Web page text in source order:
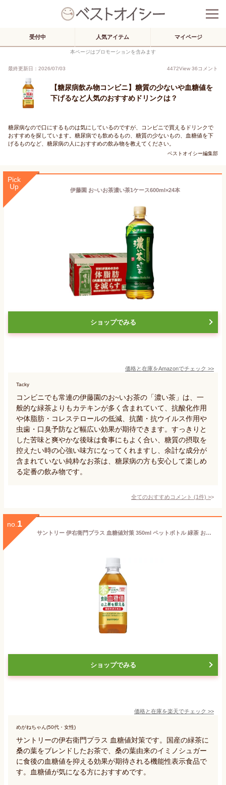
受付中 人気アイテム マイページ
本ページはプロモーションを含みます
最終更新日：2026/07/03 4472View 36コメント
【糖尿病飲み物コンビニ】糖質の少ないや血糖値を
下げるなど人気のおすすめドリンクは？
糖尿病なので口にするものは気にしているのですが、コンビニで買えるドリンクで
おすすめを探しています。糖尿病でも飲めるもの、糖質の少ないもの、血糖値を下
げるものなど、糖尿病の人におすすめの飲み物を教えてください。
ベストオイシー編集部
Pick
Up
伊藤園 お~いお茶濃い茶1ケース600ml×24本
ショップでみる
価格と在庫をAmazonでチェック >>
Tacky
コンビニでも常連の伊藤園のお~いお茶の「濃い茶」は、一
般的な緑茶よりもカテキンが多く含まれていて、抗酸化作用
や体脂肪・コレステロールの低減、抗菌・抗ウイルス作用や
虫歯・口臭予防など幅広い効果が期待できます。すっきりと
した苦味と爽やかな後味は食事にもよく合い、糖質の摂取を
控えたい時の心強い味方になってくれますし、余計な成分が
含まれていない純粋なお茶は、糖尿病の方も安心して楽しめ
る定番の飲み物です。
全てのおすすめコメント (1件) >
no. 1
サントリー 伊右衛門プラス 血糖値対策 350ml ペットボトル 緑茶 お茶 飲料
ショップでみる
価格と在庫を楽天でチェック >>
めがねちゃん(50代・女性)
サントリーの伊右衛門プラス 血糖値対策です。国産の緑茶に
桑の葉をブレンドしたお茶で、桑の葉由来のイミノシュガー
に食後の血糖値を抑える効果が期待される機能性表示食品で
す。血糖値が気になる方におすすめです。